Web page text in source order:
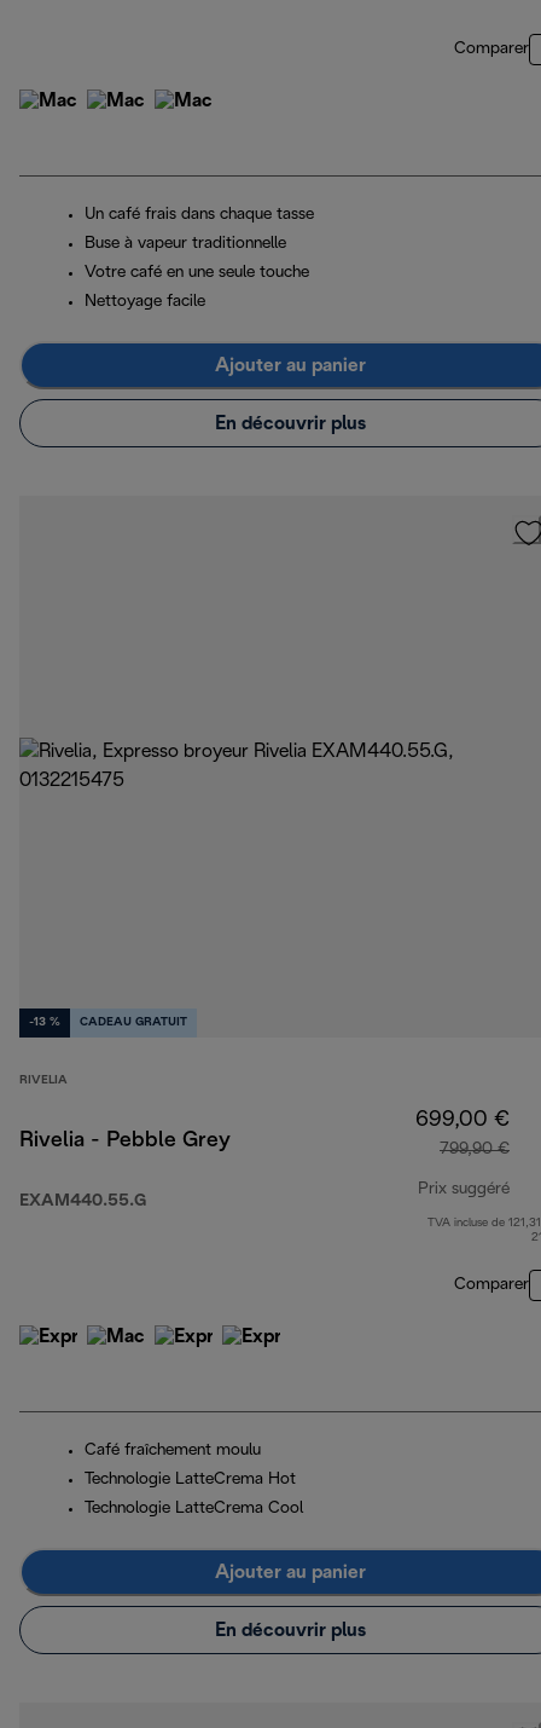
Comparer
Un café frais dans chaque tasse
Buse à vapeur traditionnelle
Votre café en une seule touche
Nettoyage facile
Ajouter au panier
En découvrir plus
-13 % CADEAU GRATUIT
RIVELIA
Rivelia - Pebble Grey
EXAM440.55.G
699,00 €
799,90 €
Prix suggéré
TVA incluse de
Comparer
Café fraîchement moulu
Technologie LatteCrema Hot
Technologie LatteCrema Cool
Ajouter au panier
En découvrir plus